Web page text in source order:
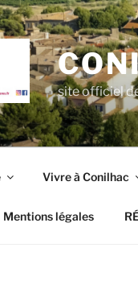
site officiel
Vivre à Conilhac
Mentions légales